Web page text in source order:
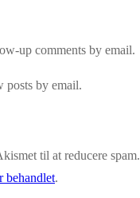
up comments by email.
posts by email.
til at reducere spam.
behandlet.